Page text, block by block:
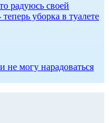
радуюсь своей
уборка в туалете
не могу нарадоваться